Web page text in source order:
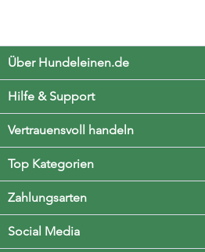
Über Hundeleinen.de
Hilfe & Support
Vertrauensvoll handeln
Top Kategorien
Zahlungsarten
Social Media